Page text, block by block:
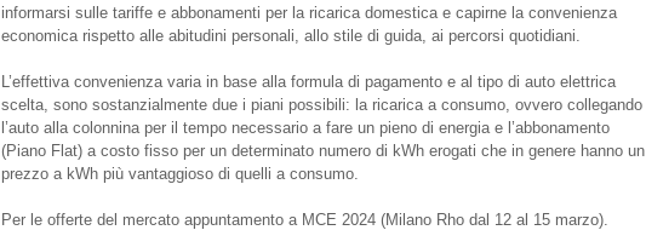
informarsi sulle tariffe e abbonamenti per la ricarica domestica e capirne la convenienza
economica rispetto alle abitudini personali, allo stile di guida, ai percorsi quotidiani.
L’effettiva convenienza varia in base alla formula di pagamento e al tipo di auto elettrica
scelta, sono sostanzialmente due i piani possibili: la ricarica a consumo, ovvero collegando
l’auto alla colonnina per il tempo necessario a fare un pieno di energia e l’abbonamento
(Piano Flat) a costo fisso per un determinato numero di kWh erogati che in genere hanno un
prezzo a kWh più vantaggioso di quelli a consumo.
Per le offerte del mercato appuntamento a MCE 2024 (Milano Rho dal 12 al 15 marzo).